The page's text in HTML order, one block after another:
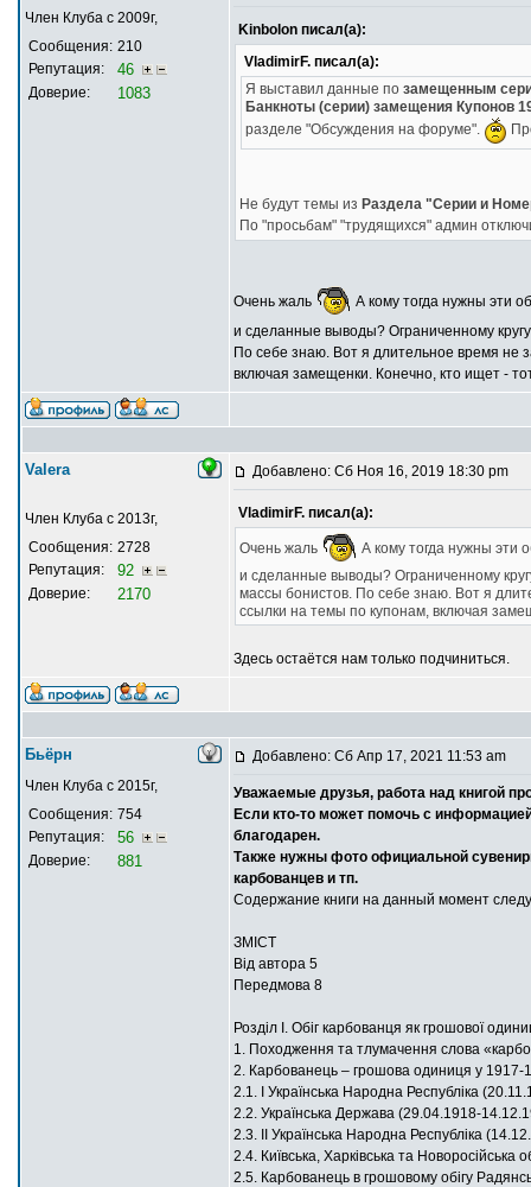
Член Клуба с 2009г,
Сообщения: 210
Репутация:
46
Доверие: 1083
Kinbolon писал(а):
VladimirF. писал(а):
Я выставил данные по замещенным
Банкноты (серии) замещения Купонов
разделе "Обсуждения на форуме".
Не будут темы из Раздела "Серии и
По "просьбам" "трудящихся" админ
Очень жаль
А кому тогда нужны эти
и сделанные выводы? Ограниченному
По себе знаю. Вот я длительное время не
включая замещенки. Конечно, кто ищет -
Valera
Член Клуба с 2013г,
Сообщения: 2728
Репутация:
92
Доверие: 2170
Добавлено: Сб Ноя 16, 2019 18:30 pm
VladimirF. писал(а):
Очень жаль
А кому тогда нужны эти
и сделанные выводы? Ограниченному
массы бонистов. По себе знаю. Вот я
ссылки на темы по купонам, включая
Здесь остаётся нам только подчиниться.
Бьёрн
Член Клуба с 2015г,
Сообщения: 754
Репутация:
56
Доверие: 881
Добавлено: Сб Апр 17, 2021 11:53 am
Уважаемые друзья, работа над книгой
Если кто-то может помочь с
благодарен.
Также нужны фото официальной
карбованцев и тп.
Содержание книги на данный момент
ЗМІСТ
Від автора 5
Передмова 8
Розділ І. Обіг карбованця як грошової
1. Походження та тлумачення слова
2. Карбованець – грошова одиниця у 1917-
2.1. І Українська Народна Республіка
2.2. Українська Держава (29.04.1918-
2.3. ІІ Українська Народна Республіка
2.4. Київська, Харківська та
2.5. Карбованець в грошовому обігу